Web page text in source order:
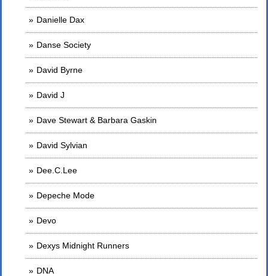
Danielle Dax
Danse Society
David Byrne
David J
Dave Stewart & Barbara Gaskin
David Sylvian
Dee.C.Lee
Depeche Mode
Devo
Dexys Midnight Runners
DNA